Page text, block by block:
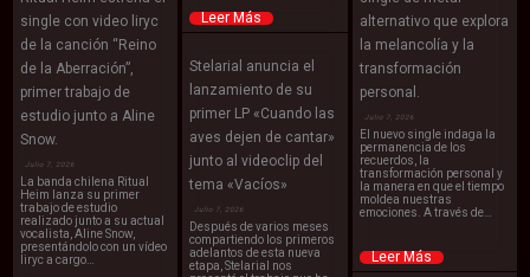
Leer Más
alternativo que explora
la melancolía y la
transformación
personal.
Julio 7, 2026
El nuevo single indaga la
permanencia de los
recuerdos, la
transformación personal y
la manera en que el tiempo
moldea nuestras
emociones. A través de…
Leer Más
single con video liryc
de la canción “Reino
de la Aberración”,
primer trabajo de
estudio junto a Aline
Snow.
Julio 7, 2026
La banda chilena Ritual
Heim lanza su primer
trabajo de estudio
realizado junto a su actual
vocalista, Aline Snow,
presentándolo con un vídeo
liryc a cargo…
Stelarial anuncia el
lanzamiento de su
primer LP «Cuando las
aves dejen de cantar»
junto al videoclip del
tema «Vacíos»
Julio 7, 2026
Después de varios meses
compartiendo los primeros
adelantos de esta nueva
etapa, Stelarial nos